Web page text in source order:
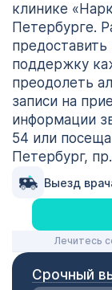
клинике
Петербурге.
поддержку
преодолеть
записи на
информации
54 или
Петербург,
Выезд
Лечитесь
Срочный